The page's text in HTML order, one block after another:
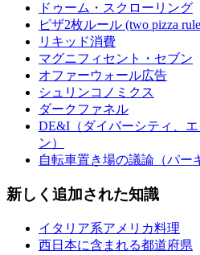
ドゥーム・スクローリング
ピザ2枚ルール (two pizza
リキッド消費
マグニフィセント・セブン
オファーウォール広告
シュリンコノミクス
ダークファネル
DE&I（ダイバーシティ、
ン）
自転車置き場の議論（パー
新しく追加された知識
イタリア系アメリカ料理
西日本に含まれる都道府県